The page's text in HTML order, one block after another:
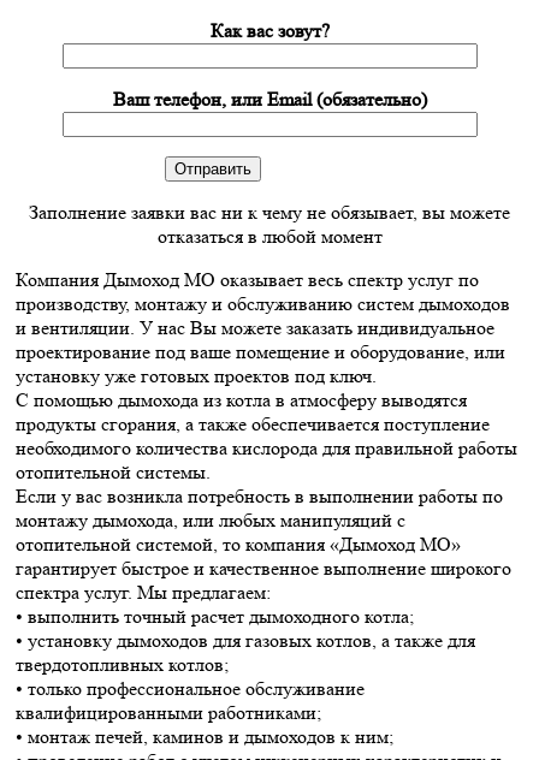
Как вас зовут?
Ваш телефон, или Email (обязательно)
Заполнение заявки вас ни к чему не обязывает, вы можете
отказаться в любой момент
Компания Дымоход МО оказывает весь спектр услуг по
производству, монтажу и обслуживанию систем дымоходов
и вентиляции. У нас Вы можете заказать индивидуальное
проектирование под ваше помещение и оборудование, или
установку уже готовых проектов под ключ.
С помощью дымохода из котла в атмосферу выводятся
продукты сгорания, а также обеспечивается поступление
необходимого количества кислорода для правильной работы
отопительной системы.
Если у вас возникла потребность в выполнении работы по
монтажу дымохода, или любых манипуляций с
отопительной системой, то компания «Дымоход МО»
гарантирует быстрое и качественное выполнение широкого
спектра услуг. Мы предлагаем:
• выполнить точный расчет дымоходного котла;
• установку дымоходов для газовых котлов, а также для
твердотопливных котлов;
• только профессиональное обслуживание
квалифицированными работниками;
• монтаж печей, каминов и дымоходов к ним;